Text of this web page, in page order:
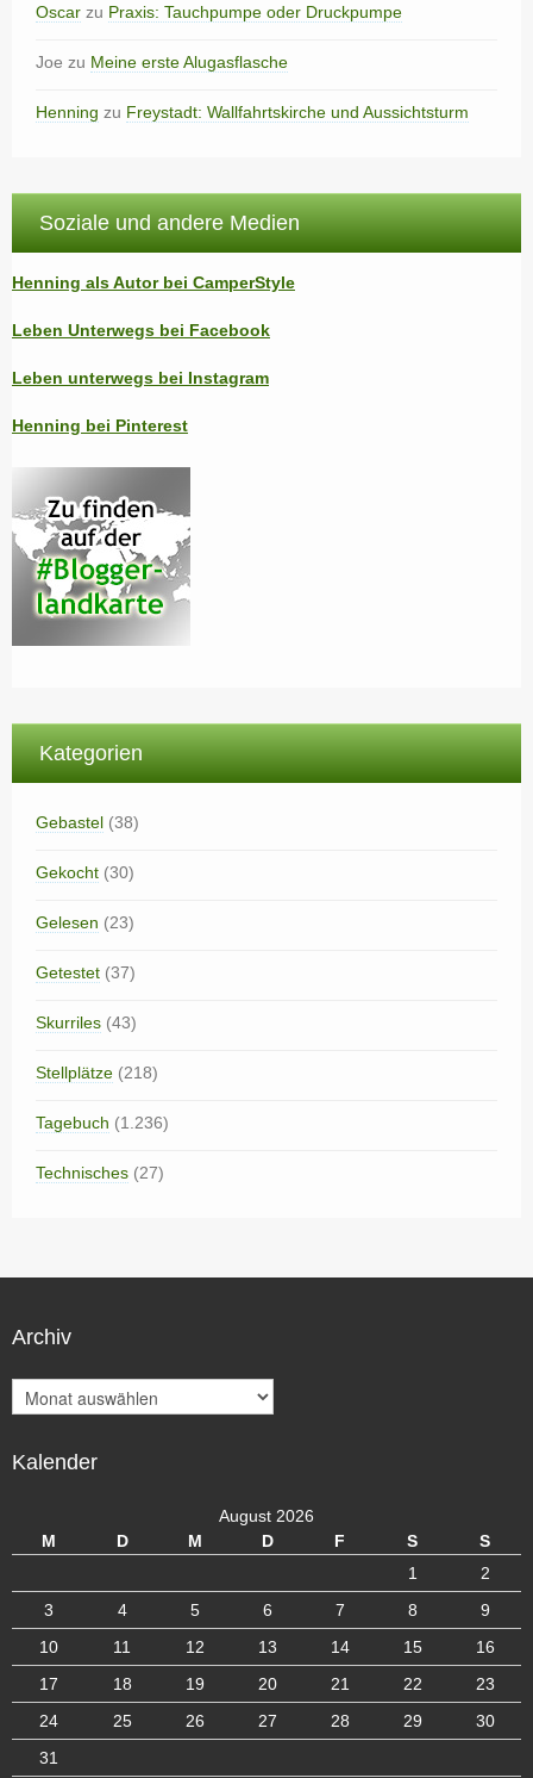
Oscar zu Praxis: Tauchpumpe oder Druckpumpe
Joe zu Meine erste Alugasflasche
Henning zu Freystadt: Wallfahrtskirche und Aussichtsturm
Soziale und andere Medien
Henning als Autor bei CamperStyle
Leben Unterwegs bei Facebook
Leben unterwegs bei Instagram
Henning bei Pinterest
Kategorien
Gebastel (38)
Gekocht (30)
Gelesen (23)
Getestet (37)
Skurriles (43)
Stellplätze (218)
Tagebuch (1.236)
Technisches (27)
Archiv
r
h
Kalender
August 2026
M
D M D F S
S
1
2
3
4 5 6 7 8
9
10
11 12 13 14 15
16
17
18 19 20 21 22
23
24
25 26 27 28 29
30
31